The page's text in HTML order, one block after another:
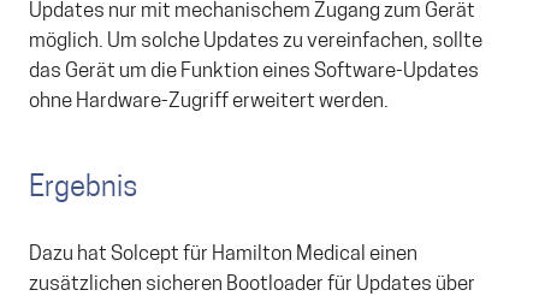
Updates nur mit mechanischem Zugang zum Gerät
möglich. Um solche Updates zu vereinfachen, sollte
das Gerät um die Funktion eines Software-Updates
ohne Hardware-Zugriff erweitert werden.
Ergebnis
Dazu hat Solcept für Hamilton Medical einen
zusätzlichen sicheren Bootloader für Updates über